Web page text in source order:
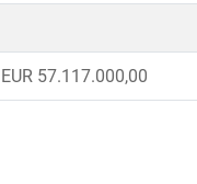
EUR 57.117.000,00